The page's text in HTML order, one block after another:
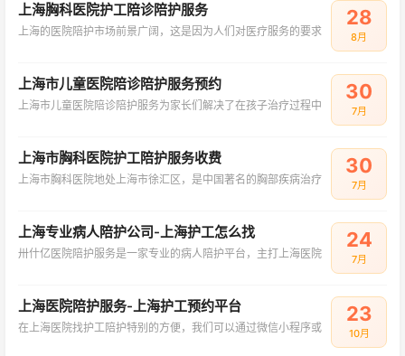
上海胸科医院护工陪诊陪护服务
上海的医院陪护市场前景广阔，这是因为人们对医疗服务的要求
28
8月
上海市儿童医院陪诊陪护服务预约
上海市儿童医院陪诊陪护服务为家长们解决了在孩子治疗过程中
30
7月
上海市胸科医院护工陪护服务收费
上海市胸科医院地处上海市徐汇区，是中国著名的胸部疾病治疗
30
7月
上海专业病人陪护公司-上海护工怎么找
卅什亿医院陪护服务是一家专业的病人陪护平台，主打上海医院
24
7月
上海医院陪护服务-上海护工预约平台
在上海医院找护工陪护特别的方便，我们可以通过微信小程序或
23
10月